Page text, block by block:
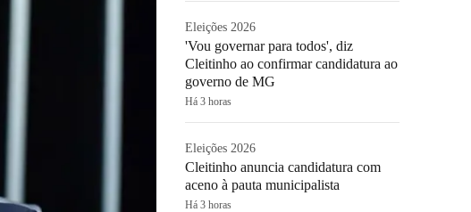
Eleições 2026
'Vou governar para todos', diz
Cleitinho ao confirmar candidatura ao
governo de MG
Há 3 horas
Eleições 2026
Cleitinho anuncia candidatura com
aceno à pauta municipalista
Há 3 horas